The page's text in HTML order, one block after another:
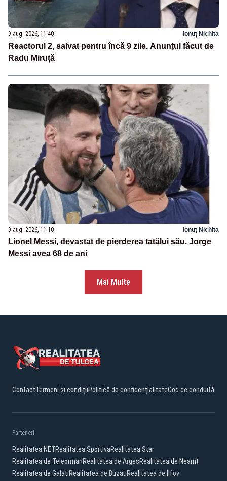
9 aug. 2026, 11:40 Ionuț Nichita
Reactorul 2, salvat pentru încă 9 zile. Anunțul făcut de
Radu Miruță
9 aug. 2026, 11:10 Ionuț Nichita
Lionel Messi, devastat de pierderea tatălui său. Jorge
Messi avea 68 de ani
Mai Multe
ContactTermeni și condițiiPolitică de confidențialitateCod de conduită
Parteneri:
Realitatea.NETRealitatea SportivaRealitatea Star
Realitatea de TeleormanRealitatea de ArgesRealitatea de Neamt
Realitatea de GalatiRealitatea de BuzauRealitatea de Ilfov